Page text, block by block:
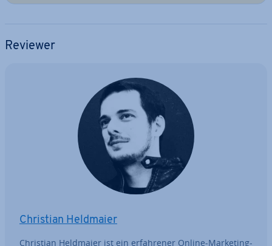
Reviewer
Christian Heldmaier
Christian Heldmaier ist ein er­fah­re­ner Online-Marketing-